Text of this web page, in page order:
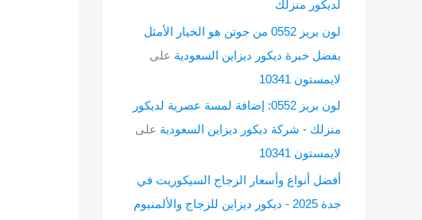
لديكور منزلك
لون بريز 0552 من جوتن هو الخيار الأمثل
بفضل خبرة ديكور ديزاين السعودية على
لايمستون 10341
لون بريز 0552: إضافة لمسة عصرية لديكور
منزلك - شركة ديكور ديزاين السعودية على
لايمستون 10341
أفضل أنواع وأسعار الزجاج السيكوريت في
جدة 2025 - ديكور ديزاين للزجاج والألمنيوم